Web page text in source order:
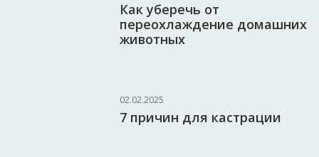
Как уберечь от
переохлаждение домашних
животных
02.02.2025
7 причин для кастрации